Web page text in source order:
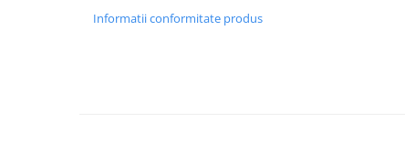
Informatii conformitate produs